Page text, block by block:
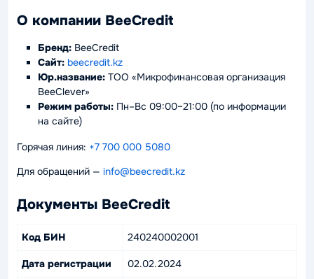
О компании BeeCredit
Бренд: BeeCredit
Сайт: beecredit.kz
Юр.название: ТОО «Микрофинансовая организация
BeeClever»
Режим работы: Пн–Вс 09:00–21:00 (по информации
на сайте)
Горячая линия: +7 700 000 5080
Для обращений — info@beecredit.kz
Документы BeeCredit
Код БИН 240240002001
Дата регистрации 02.02.2024